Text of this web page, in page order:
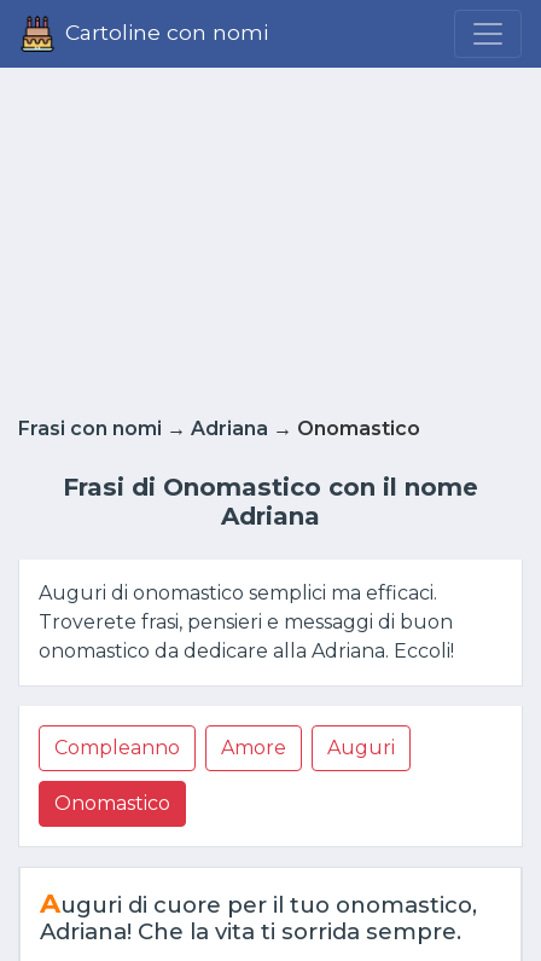
Cartoline con nomi
Frasi con nomi → Adriana → Onomastico
Frasi di Onomastico con il nome
Adriana
Auguri di onomastico semplici ma efficaci.
Troverete frasi, pensieri e messaggi di buon
onomastico da dedicare alla Adriana. Eccoli!
Compleanno Amore Auguri
Onomastico
Auguri di cuore per il tuo onomastico,
Adriana! Che la vita ti sorrida sempre.